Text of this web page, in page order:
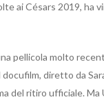
ai Césars 2019, ha
pellicola molto
diretto da
del ritiro ufficiale.